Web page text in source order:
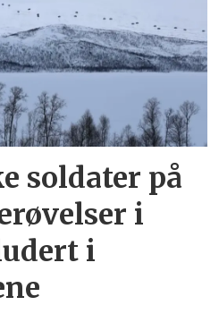
soldater på
i
i